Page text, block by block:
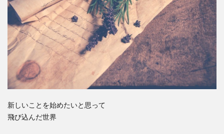
新しいことを始めたいと思って
飛び込んだ世界